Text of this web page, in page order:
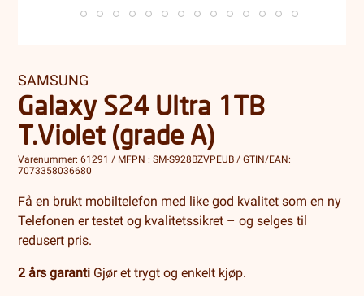
SAMSUNG
Galaxy S24 Ultra 1TB
T.Violet (grade A)
Varenummer: 61291 / MFPN : SM-S928BZVPEUB / GTIN/EAN:
7073358036680
Få en brukt mobiltelefon med like god kvalitet som en ny
Telefonen er testet og kvalitetssikret – og selges til
redusert pris.
2 års garanti Gjør et trygt og enkelt kjøp.